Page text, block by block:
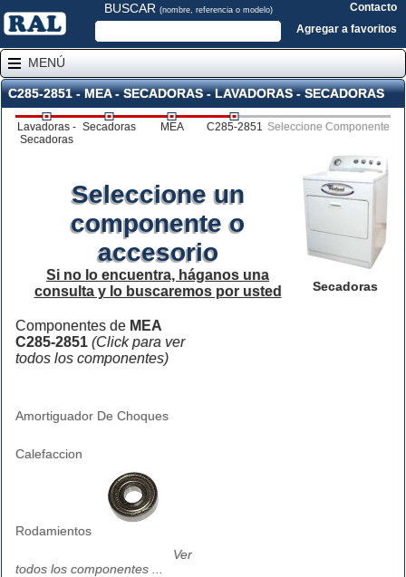
BUSCAR (nombre, referencia o modelo)
Contacto
Agregar a favoritos
MENÚ
C285-2851 - MEA - SECADORAS - LAVADORAS - SECADORAS
Lavadoras -
Secadoras
Secadoras MEA C285-2851 Seleccione Componente
Secadoras
Seleccione un
componente o
accesorio
Si no lo encuentra, háganos una
consulta y lo buscaremos por usted
Componentes de MEA
C285-2851 (Click para ver
todos los componentes)
Amortiguador De Choques
Calefaccion
Rodamientos
Ver
todos los componentes ...